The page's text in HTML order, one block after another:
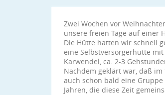
Zwei Wochen vor
unsere freien Tage auf einer
Die Hütte hatten wir schnell
eine Selbstversorgerhütte
Karwendel, ca. 2-3
Nachdem geklärt war, daß
auch schon bald eine
Jahren, die diese Zeit